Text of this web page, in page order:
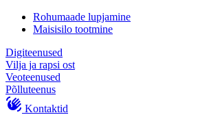
Rohumaade lupjamine
Maisisilo tootmine
Digiteenused
Vilja ja rapsi ost
Veoteenused
Põlluteenus
waving_hand Kontaktid